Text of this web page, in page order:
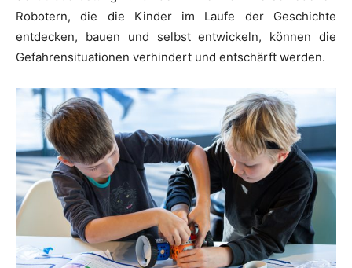
Robotern, die die Kinder im Laufe der Geschichte
entdecken, bauen und selbst entwickeln, können die
Gefahrensituationen verhindert und entschärft werden.